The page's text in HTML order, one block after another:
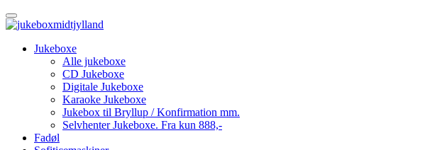
Jukeboxe
Alle jukeboxe
CD Jukeboxe
Digitale Jukeboxe
Karaoke Jukeboxe
Jukebox til Bryllup / Konfirmation mm.
Selvhenter Jukeboxe. Fra kun 888,-
Fadøl